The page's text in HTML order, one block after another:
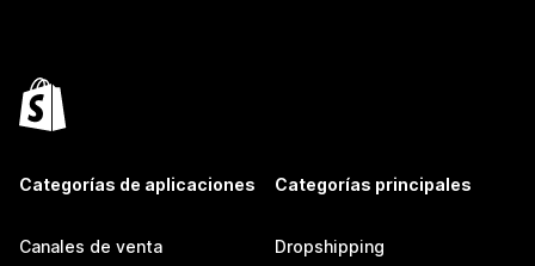
Categorías de aplicaciones
Canales de venta
Categorías principales
Dropshipping